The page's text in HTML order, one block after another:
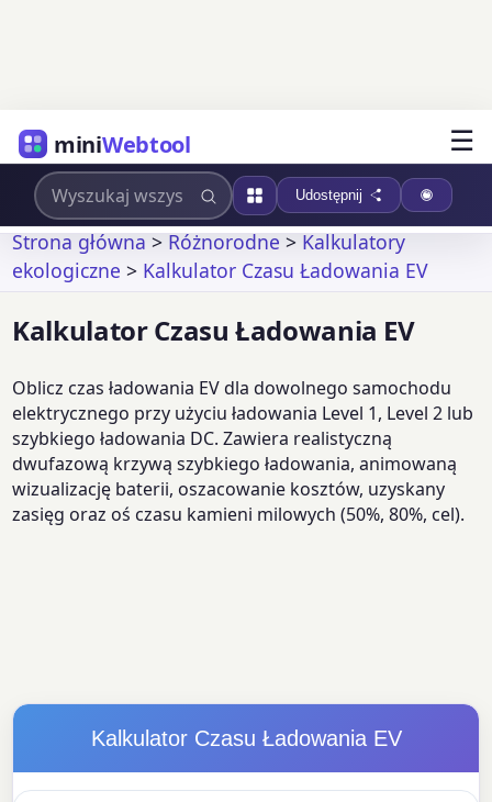
miniWebtool ☰
Udostępnij
Strona główna>Różnorodne>Kalkulatory
ekologiczne > Kalkulator Czasu Ładowania EV
Kalkulator Czasu Ładowania EV
Oblicz czas ładowania EV dla dowolnego samochodu
elektrycznego przy użyciu ładowania Level 1, Level 2 lub
szybkiego ładowania DC. Zawiera realistyczną
dwufazową krzywą szybkiego ładowania, animowaną
wizualizację baterii, oszacowanie kosztów, uzyskany
zasięg oraz oś czasu kamieni milowych (50%, 80%, cel).
Kalkulator Czasu Ładowania EV